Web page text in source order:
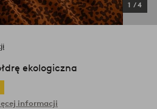
1 /4
ekologiczna
informacji